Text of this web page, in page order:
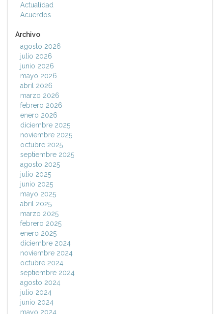
Actualidad
Acuerdos
Archivo
agosto 2026
julio 2026
junio 2026
mayo 2026
abril 2026
marzo 2026
febrero 2026
enero 2026
diciembre 2025
noviembre 2025
octubre 2025
septiembre 2025
agosto 2025
julio 2025
junio 2025
mayo 2025
abril 2025
marzo 2025
febrero 2025
enero 2025
diciembre 2024
noviembre 2024
octubre 2024
septiembre 2024
agosto 2024
julio 2024
junio 2024
mayo 2024